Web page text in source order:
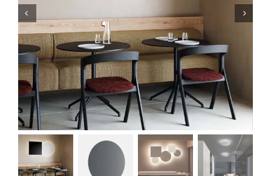
Referenzen
Marken
Ratgeber
Sale